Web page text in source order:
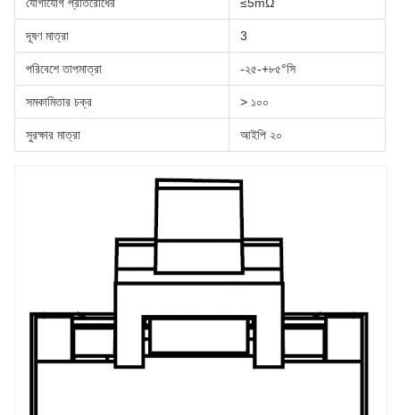
দূষণ মাত্রা 3
পরিবেশে তাপমাত্রা -২৫-+৮৫°সি
সমকামিতার চক্র > ১০০
সুরক্ষার মাত্রা আইপি ২০